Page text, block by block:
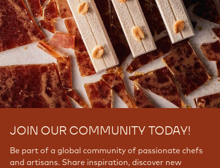
JOIN OUR COMMUNITY TODAY!
Be part of a global community of passionate chefs
and artisans. Share inspiration, discover new